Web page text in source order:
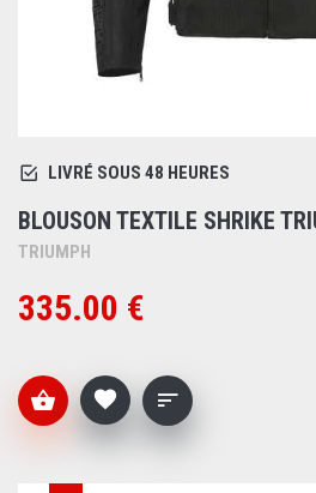
LIVRÉ SOUS 48 HEURES
BLOUSON TEXTILE SHRIKE
TRIUMPH
335.00 €